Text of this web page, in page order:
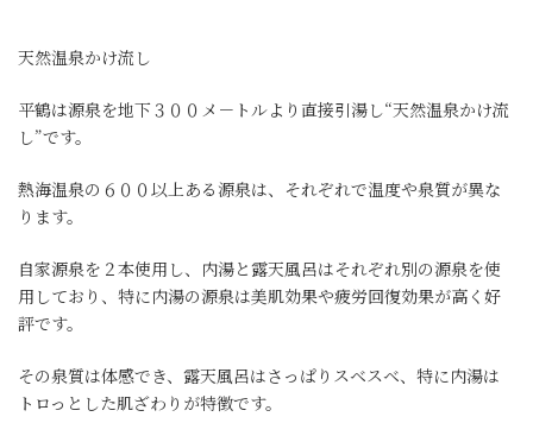
天然温泉かけ流し
平鶴は源泉を地下３００メ－トルより直接引湯し“天然温泉かけ流
し”です。
熱海温泉の６００以上ある源泉は、それぞれで温度や泉質が異な
ります。
自家源泉を２本使用し、内湯と露天風呂はそれぞれ別の源泉を使
用しており、特に内湯の源泉は美肌効果や疲労回復効果が高く好
評です。
その泉質は体感でき、露天風呂はさっぱりスベスベ、特に内湯は
トロっとした肌ざわりが特徴です。